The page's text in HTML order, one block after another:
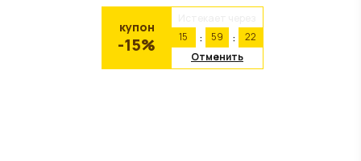
купон
-15%
15
59
22
Отменить